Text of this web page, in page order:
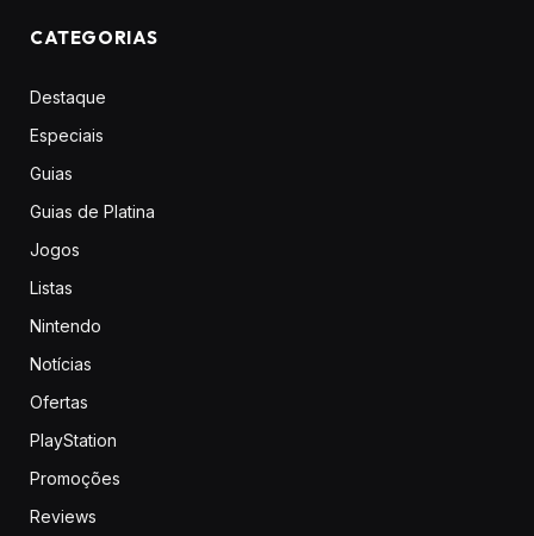
CATEGORIAS
Destaque
Especiais
Guias
Guias de Platina
Jogos
Listas
Nintendo
Notícias
Ofertas
PlayStation
Promoções
Reviews